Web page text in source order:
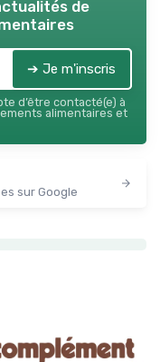
de
➔ Je m'inscris
d’être contacté(e) à
alimentaires et
sur Google